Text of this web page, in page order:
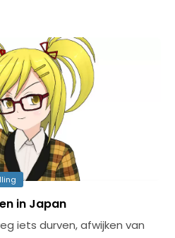
in Japan
iets durven, afwijken van